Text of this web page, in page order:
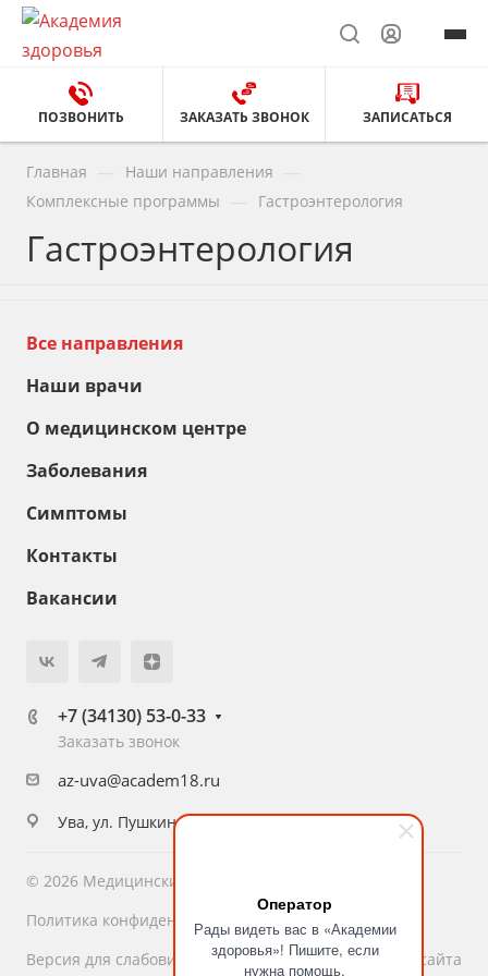
Оператор
Рады видеть вас в «Академии
здоровья»! Пишите, если
нужна помощь.
ПОЗВОНИТЬ ЗАКАЗАТЬ ЗВОНОК ЗАПИСАТЬСЯ
Главная Наши направления
Комплексные программы Гастроэнтерология
Гастроэнтерология
Все направления
Наши врачи
О медицинском центре
Заболевания
Симптомы
Контакты
Вакансии
+7 (34130) 53-0-33
Заказать звонок
az-uva@academ18.ru
Ува, ул. Пушкина, 36
© 2026 Медицинский центр «Академия Здоровья»
Политика конфиденциальности
Версия для слабовидящих
Карта сайта